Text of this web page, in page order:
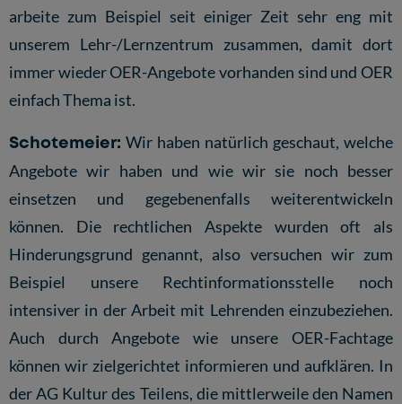
arbeite zum Beispiel seit einiger Zeit sehr eng mit
unserem Lehr-/Lernzentrum zusammen, damit dort
immer wieder OER-Angebote vorhanden sind und OER
einfach Thema ist.
Schotemeier: Wir haben natürlich geschaut, welche
Angebote wir haben und wie wir sie noch besser
einsetzen und gegebenenfalls weiterentwickeln
können. Die rechtlichen Aspekte wurden oft als
Hinderungsgrund genannt, also versuchen wir zum
Beispiel unsere Rechtinformationsstelle noch
intensiver in der Arbeit mit Lehrenden einzubeziehen.
Auch durch Angebote wie unsere OER-Fachtage
können wir zielgerichtet informieren und aufklären. In
der AG Kultur des Teilens, die mittlerweile den Namen